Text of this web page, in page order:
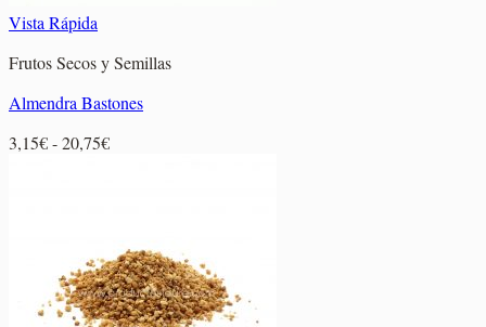
Vista Rápida
Frutos Secos y Semillas
Almendra Bastones
3,15€-20,75€Rango
hasta
20,75€